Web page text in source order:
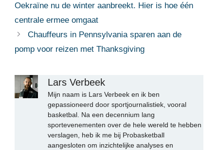
Oekraïne nu de winter aanbreekt. Hier is hoe één
centrale ermee omgaat
Chauffeurs in Pennsylvania sparen aan de
pomp voor reizen met Thanksgiving
Lars Verbeek
Mijn naam is Lars Verbeek en ik ben
gepassioneerd door sportjournalistiek, vooral
basketbal. Na een decennium lang
sportevenementen over de hele wereld te hebben
verslagen, heb ik me bij Probasketball
aangesloten om inzichtelijke analyses en